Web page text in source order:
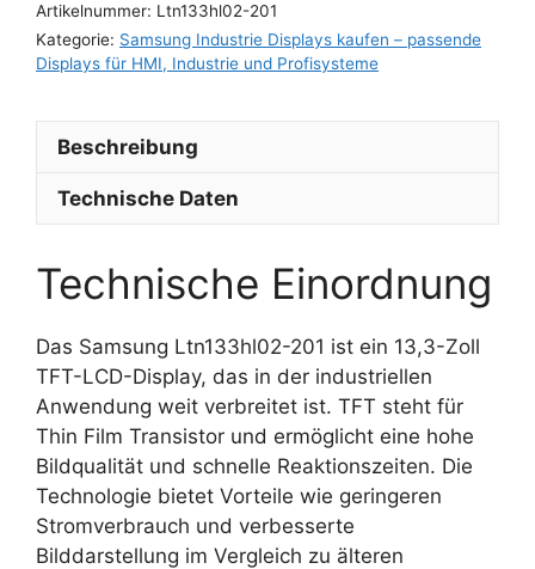
Artikelnummer: Ltn133hl02-201
Kategorie: Samsung Industrie Displays kaufen – passende
Displays für HMI, Industrie und Profisysteme
Beschreibung
Technische Daten
Technische Einordnung
Das Samsung Ltn133hl02-201 ist ein 13,3-Zoll
TFT-LCD-Display, das in der industriellen
Anwendung weit verbreitet ist. TFT steht für
Thin Film Transistor und ermöglicht eine hohe
Bildqualität und schnelle Reaktionszeiten. Die
Technologie bietet Vorteile wie geringeren
Stromverbrauch und verbesserte
Bilddarstellung im Vergleich zu älteren